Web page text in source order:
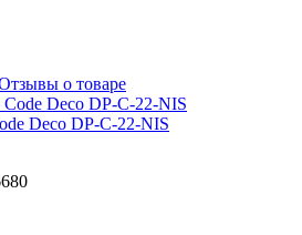
о товаре
Deco DP-C-22-NIS